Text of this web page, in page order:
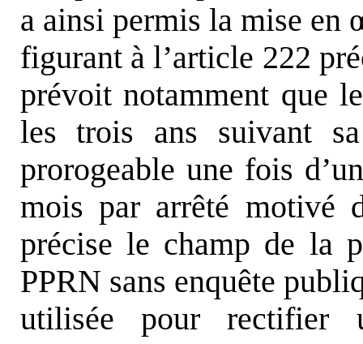
a ainsi permis la mise en
figurant à l’article 222
prévoit notamment que
les trois ans suivant
prorogeable une fois
mois par arrêté motivé
précise le champ de la
PPRN sans enquête
utilisée pour rectifier